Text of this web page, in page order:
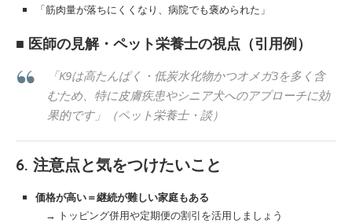
「筋肉量が落ちにくくなり、病院でも褒められた」
■ 医師の見解・ペット栄養士の視点（引用例）
「K9は高たんぱく・低炭水化物かつオメガ3を多く含
むため、特に皮膚疾患やシニア犬へのアプローチに効
果的です」（ペット栄養士・談）
6. 注意点と気をつけたいこと
価格が高い＝継続が難しい家庭もある
→ トッピング併用や定期便の割引を活用しましょう